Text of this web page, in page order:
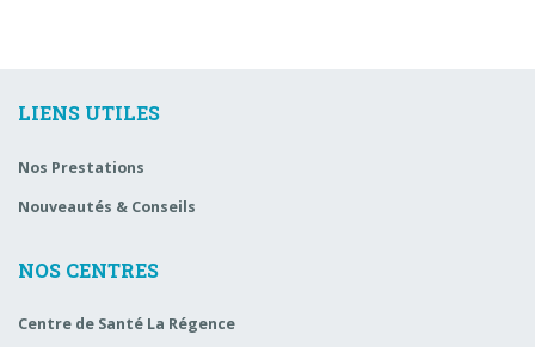
LIENS UTILES
Nos Prestations
Nouveautés & Conseils
NOS CENTRES
Centre de Santé La Régence